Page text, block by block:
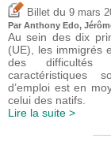
Billet du 9 mars
Par Anthony Edo,
Au sein des dix
(UE), les immigrés
des difficultés
caractéristiques
d’emploi est en
celui des natifs.
Lire la suite >